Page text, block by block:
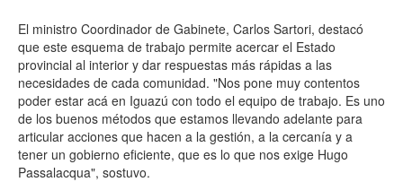
El ministro Coordinador de Gabinete, Carlos Sartori, destacó
que este esquema de trabajo permite acercar el Estado
provincial al interior y dar respuestas más rápidas a las
necesidades de cada comunidad. "Nos pone muy contentos
poder estar acá en Iguazú con todo el equipo de trabajo. Es uno
de los buenos métodos que estamos llevando adelante para
articular acciones que hacen a la gestión, a la cercanía y a
tener un gobierno eficiente, que es lo que nos exige Hugo
Passalacqua", sostuvo.